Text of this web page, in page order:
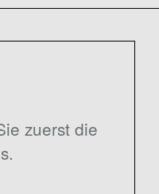
zuerst die